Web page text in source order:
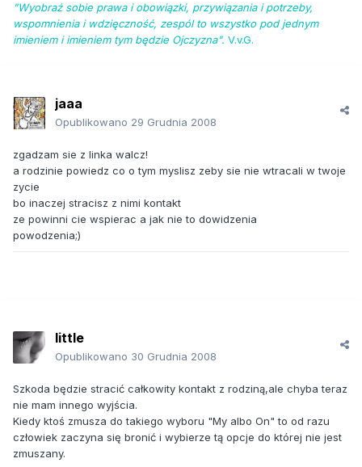
"Wyobraź sobie prawa i obowiązki, przywiązania i potrzeby,
wspomnienia i wdzięczność, zespól to wszystko pod jednym
imieniem i imieniem tym będzie Ojczyzna". V.v.G.
jaaa
Opublikowano 29 Grudnia 2008
zgadzam sie z linka walcz!
a rodzinie powiedz co o tym myslisz zeby sie nie wtracali w twoje
zycie
bo inaczej stracisz z nimi kontakt
ze powinni cie wspierac a jak nie to dowidzenia
powodzenia;)
little
Opublikowano 30 Grudnia 2008
Szkoda będzie stracić całkowity kontakt z rodziną,ale chyba teraz
nie mam innego wyjścia.
Kiedy ktoś zmusza do takiego wyboru "My albo On" to od razu
człowiek zaczyna się bronić i wybierze tą opcje do której nie jest
zmuszany.